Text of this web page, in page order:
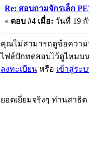
Re: สอบถามจักรเล็ก
« ตอบ #4 เมื่อ: วันที่ 19 กั
คุณไม่สามารถดูข้อควา
ไฟล์ปักทดสอบไว้ดูไหม
ลงทะเบียน หรือ เข้าสู่ระ
ยอดเยี่ยมจริงๆ ท่านสาธิ